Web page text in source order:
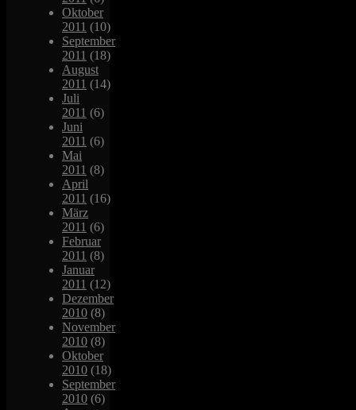
Oktober
2011 (10)
September
2011 (18)
August
2011 (14)
Juli
2011 (6)
Juni
2011 (6)
Mai
2011 (8)
April
2011 (16)
März
2011 (6)
Februar
2011 (8)
Januar
2011 (12)
Dezember
2010 (8)
November
2010 (8)
Oktober
2010 (18)
September
2010 (6)